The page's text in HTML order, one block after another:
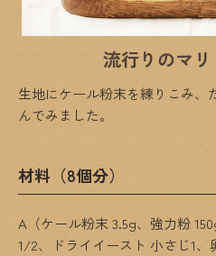
流行りのマ
生地にケール粉末を練りこみ、
んでみました。
材料（8個分）
A（ケール粉末 3.5g、強力粉
1/2、ドライイースト 小さじ1、